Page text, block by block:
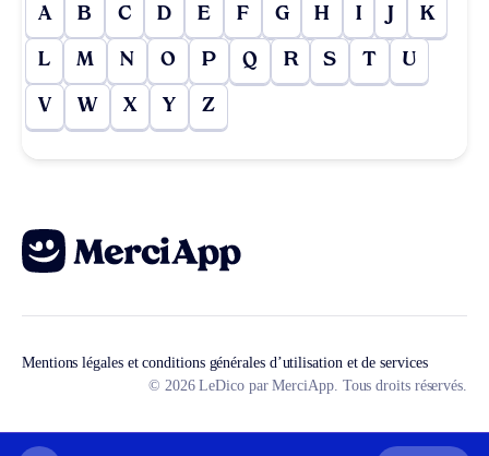
A B C D E F G H I J K
L M N O P Q R S T U
V W X Y Z
Mentions légales et conditions générales d’utilisation et de services
© 2026 LeDico par MerciApp. Tous droits réservés.